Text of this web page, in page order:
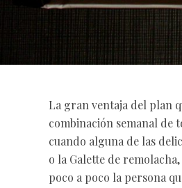
La gran ventaja del plan
combinación semanal de
cuando alguna de las
o la Galette de
poco a poco la persona